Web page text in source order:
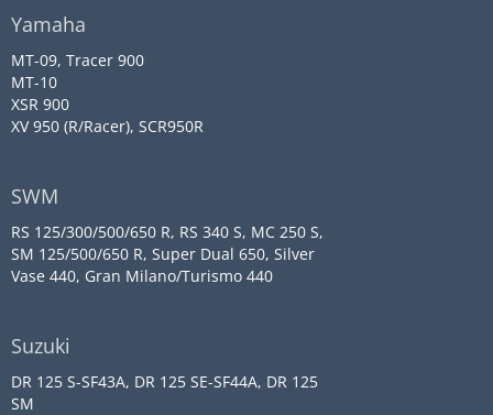
Yamaha
MT-09, Tracer 900
MT-10
XSR 900
XV 950 (R/Racer), SCR950R
SWM
RS 125/300/500/650 R, RS 340 S, MC 250 S,
SM 125/500/650 R, Super Dual 650, Silver
Vase 440, Gran Milano/Turismo 440
Suzuki
DR 125 S-SF43A, DR 125 SE-SF44A, DR 125
SM